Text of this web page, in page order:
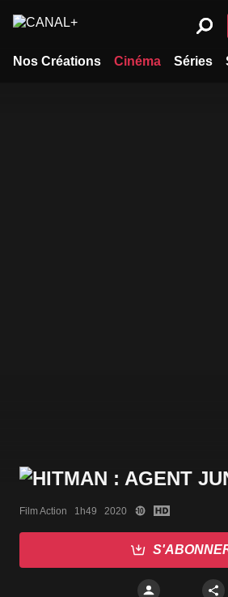
Nos Créations Cinéma Séries
Film Action   1h49   2020